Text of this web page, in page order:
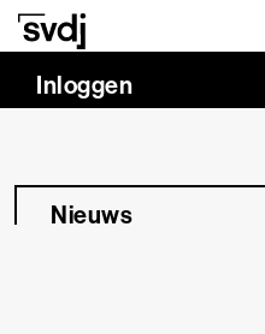
Naar hoofdinhoud
Inloggen
Nieuws